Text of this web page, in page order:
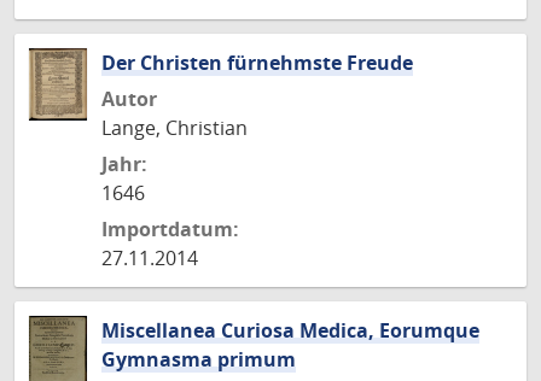
Der Christen fürnehmste Freude
Autor
Lange, Christian
Jahr:
1646
Importdatum:
27.11.2014
Miscellanea Curiosa Medica, Eorumque
Gymnasma primum